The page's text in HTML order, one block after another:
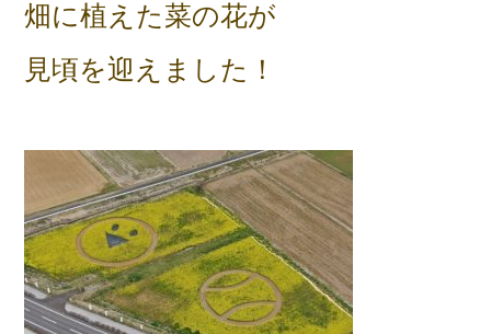
畑に植えた菜の花が
見頃を迎えました！